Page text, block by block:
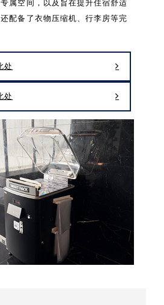
属空间，以及旨在提升住宿舒适
配备了衣物压缩机、行李房等完
处
处